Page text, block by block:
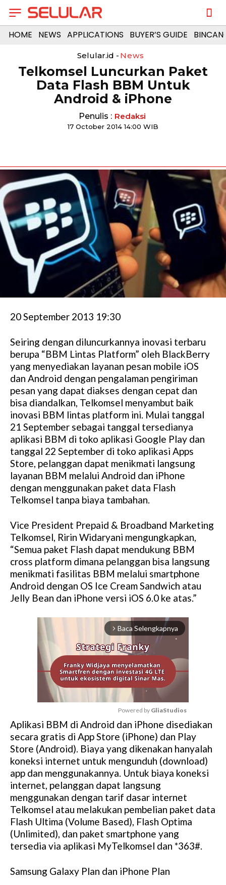
HOME NEWS APPLICATIONS BUYER’S GUIDE
Selular.id - News
Telkomsel Luncurkan Paket
Data Flash BBM Untuk
Android & iPhone
Penulis : Redaksi
17 October 2014 14:00 WIB
20 September 2013 19:30
Seiring dengan diluncurkannya inovasi terbaru
berupa “BBM Lintas Platform” oleh BlackBerry
yang menyediakan layanan pesan mobile iOS
dan Android dengan pengalaman pengiriman
pesan yang dapat diakses dengan cepat dan
bisa diandalkan, Telkomsel menyambut baik
inovasi BBM lintas platform ini. Mulai tanggal
21 September sebagai tanggal tersedianya
aplikasi BBM di toko aplikasi Google Play dan
tanggal 22 September di toko aplikasi Apps
Store, pelanggan dapat menikmati langsung
layanan BBM melalui Android dan iPhone
dengan menggunakan paket data Flash
Telkomsel tanpa biaya tambahan.
Vice President Prepaid & Broadband Marketing
Telkomsel, Ririn Widaryani mengungkapkan,
“Semua paket Flash dapat mendukung BBM
cross platform dimana pelanggan bisa langsung
menikmati fasilitas BBM melalui smartphone
Android dengan OS Ice Cream Sandwich atau
Jelly Bean dan iPhone versi iOS 6.0 ke atas.”
arrow_forward_ios Baca Selengkapnya
M
u
t
e
Powered by GliaStudios
Aplikasi BBM di Android dan iPhone disediakan
secara gratis di App Store (iPhone) dan Play
Store (Android). Biaya yang dikenakan hanyalah
koneksi internet untuk mengunduh (download)
app dan menggunakannya. Untuk biaya koneksi
internet, pelanggan dapat langsung
menggunakan dengan tarif dasar internet
Telkomsel atau melakukan pembelian paket data
Flash Ultima (Volume Based), Flash Optima
(Unlimited), dan paket smartphone yang
tersedia via aplikasi MyTelkomsel dan *363#.
Samsung Galaxy Plan dan iPhone Plan